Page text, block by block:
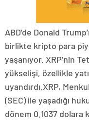
ABD’de Donald
birlikte kripto para
yaşanıyor. XRP’nin
yükselişi, özellikle
uyandırdı.XRP,
(SEC) ile yaşadığı
dönem 0.1037 dolara